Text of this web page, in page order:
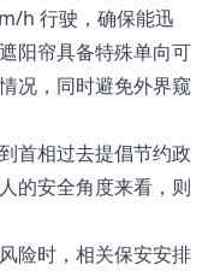
h 行驶，确保能迅
阳帘具备特殊单向可
况，同时避免外界窥
首相过去提倡节约政
的安全角度来看，则
险时，相关保安安排